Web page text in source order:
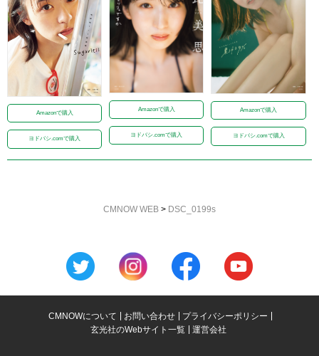
Amazonで購入
ヨドバシ.comで購入
Amazonで購入
ヨドバシ.comで購入
Amazonで購入
ヨドバシ.comで購入
CMNOW WEB > DSC_0199s
CMNOWについて お問い合わせ
プライバシーポリシー
玄光社のWebサイト一覧
運営会社